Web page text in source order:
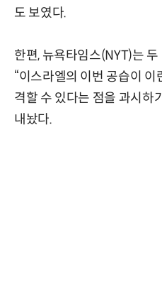
도 보였다.
한편, 뉴욕타임스(NYT)는
“이스라엘의 이번 공습이
격할 수 있다는 점을 과시하
내놨다.